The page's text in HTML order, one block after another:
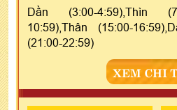
Dần (3:00-4:59),Thìn
10:59),Thân (15:00-
(21:00-22:59)
XEM CHI